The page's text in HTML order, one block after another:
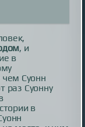
, и
в
Суонн
раз Суонну
в